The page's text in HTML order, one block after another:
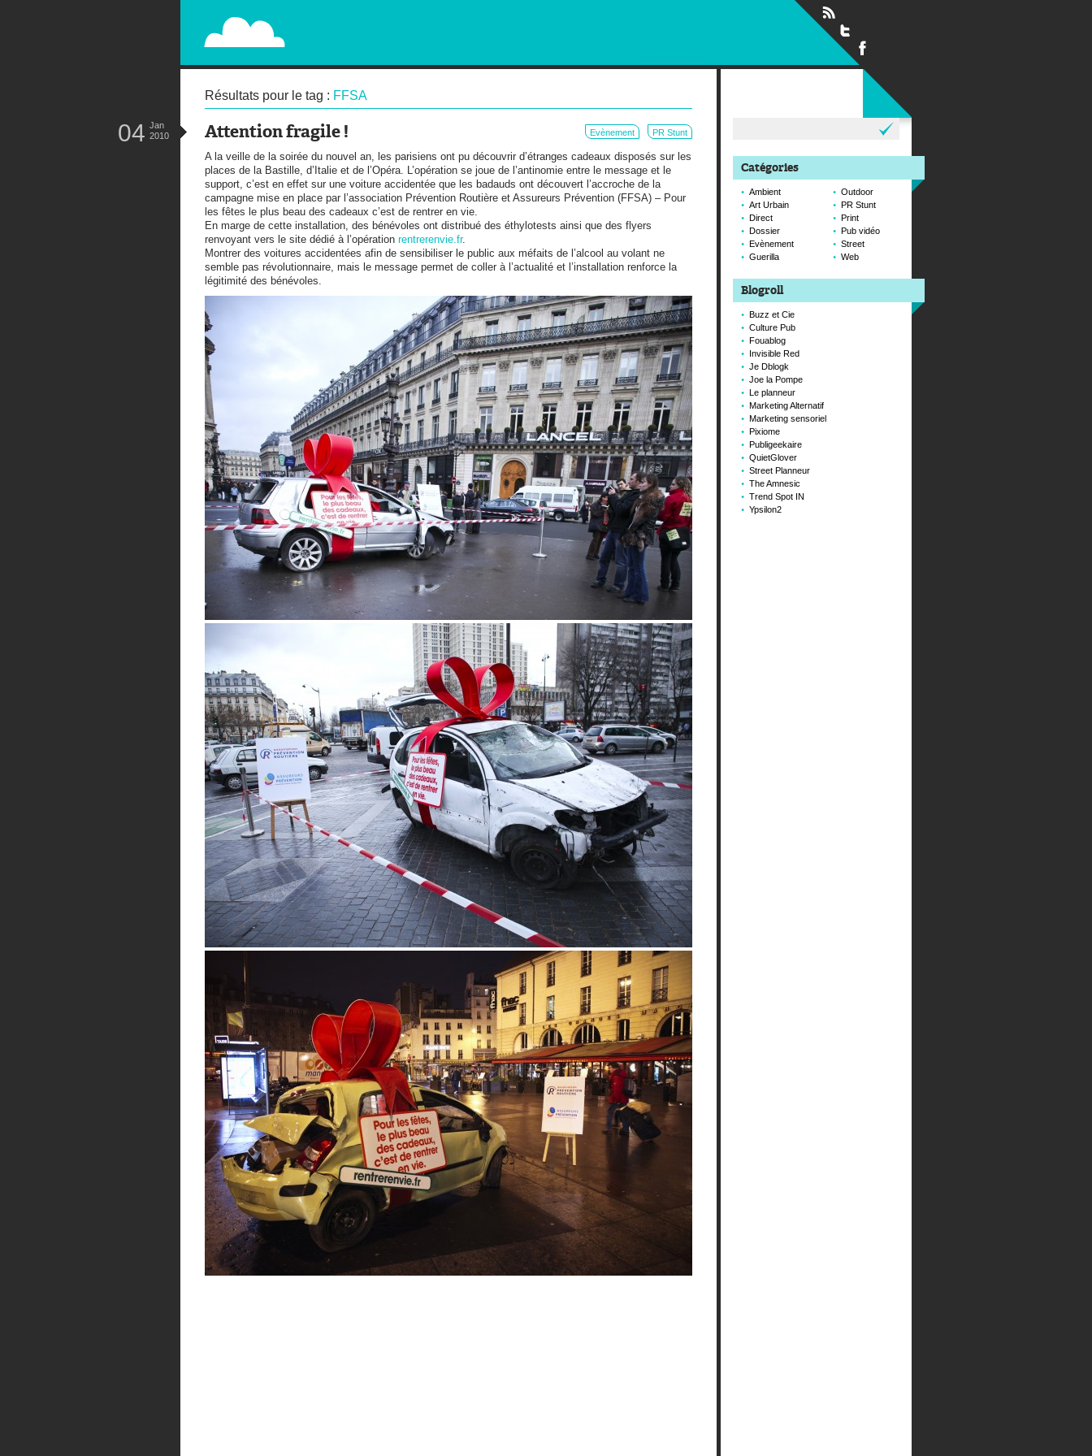
PAPERPLANE
STREET, AMBIENT, GUÉRILLA MARKETING AND OUT OF HOME
Résultats pour le tag : FFSA
Attention fragile ! Evènement PR Stunt
04 Jan
2010
A la veille de la soirée du nouvel an, les parisiens ont pu découvrir d’étranges cadeaux disposés sur les
places de la Bastille, d’Italie et de l’Opéra. L’opération se joue de l’antinomie entre le message et le
support, c’est en effet sur une voiture accidentée que les badauds ont découvert l’accroche de la
campagne mise en place par l’association Prévention Routière et Assureurs Prévention (FFSA) – Pour
les fêtes le plus beau des cadeaux c’est de rentrer en vie.
En marge de cette installation, des bénévoles ont distribué des éthylotests ainsi que des flyers
renvoyant vers le site dédié à l’opération rentrerenvie.fr.
Montrer des voitures accidentées afin de sensibiliser le public aux méfaits de l’alcool au volant ne
semble pas révolutionnaire, mais le message permet de coller à l’actualité et l’installation renforce la
légitimité des bénévoles.
Catégories
Ambient
Art Urbain
Direct
Dossier
Evènement
Guerilla
Outdoor
PR Stunt
Print
Pub vidéo
Street
Web
Blogroll
Buzz et Cie
Culture Pub
Fouablog
Invisible Red
Je Dblogk
Joe la Pompe
Le planneur
Marketing Alternatif
Marketing sensoriel
Pixiome
Publigeekaire
QuietGlover
Street Planneur
The Amnesic
Trend Spot IN
Ypsilon2